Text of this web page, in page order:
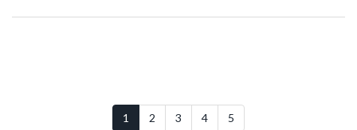
1 2 3 4 5